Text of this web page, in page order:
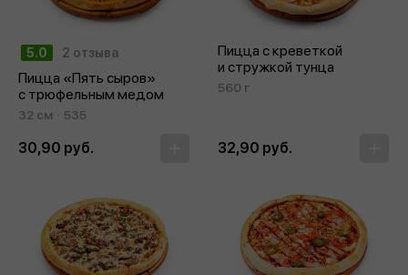
5.0 2 отзыва
Пицца «Пять сыров»
с трюфельным медом
32 см 535
30,90 руб.
Пицца с креветкой
и стружкой тунца
560 г
32,90 руб.